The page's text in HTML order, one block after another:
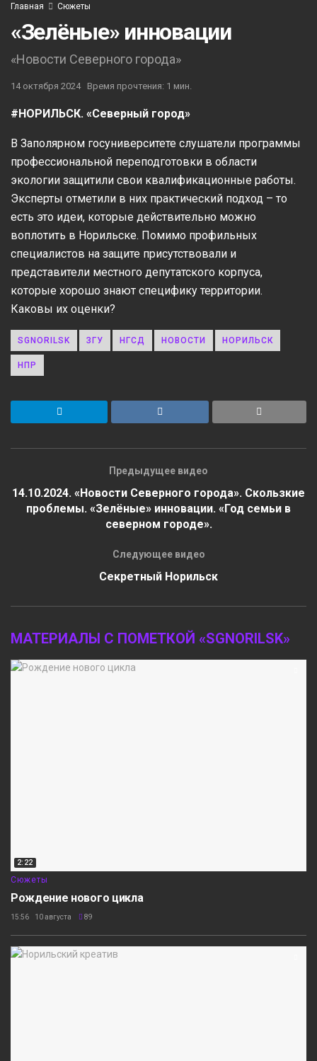
Главная Сюжеты
«Зелёные» инновации
«Новости Северного города»
14 октября 2024 Время прочтения: 1 мин.
#НОРИЛЬСК. «Северный город»
В Заполярном госуниверситете слушатели программы
профессиональной переподготовки в области
экологии защитили свои квалификационные работы.
Эксперты отметили в них практический подход – то
есть это идеи, которые действительно можно
воплотить в Норильске. Помимо профильных
специалистов на защите присутствовали и
представители местного депутатского корпуса,
которые хорошо знают специфику территории.
Каковы их оценки?
SGNORILSK ЗГУ НГСД НОВОСТИ НОРИЛЬСК
НПР
Предыдущее видео
14.10.2024. «Новости Северного города». Скользкие
проблемы. «Зелёные» инновации. «Год семьи в
северном городе».
Следующее видео
Секретный Норильск
МАТЕРИАЛЫ С ПОМЕТКОЙ «SGNORILSK»
2:22
Сюжеты
Рождение нового цикла
15:56 10 августа 89